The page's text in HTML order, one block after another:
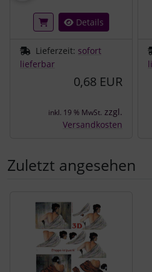
Details
Lieferzeit: sofort
lieferbar
0,68 EUR
inkl. 19 % MwSt. zzgl.
Versandkosten
Zuletzt angesehen